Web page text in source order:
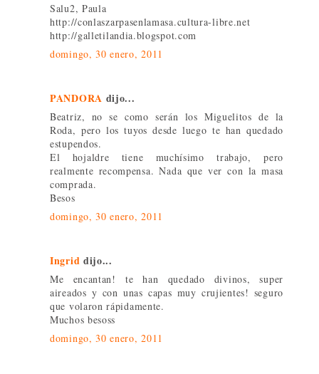
Salu2, Paula
http://conlaszarpasenlamasa.cultura-libre.net
http://galletilandia.blogspot.com
domingo, 30 enero, 2011
PANDORA dijo...
Beatriz, no se como serán los Miguelitos de la
Roda, pero los tuyos desde luego te han quedado
estupendos.
El hojaldre tiene muchísimo trabajo, pero
realmente recompensa. Nada que ver con la masa
comprada.
Besos
domingo, 30 enero, 2011
Ingrid dijo...
Me encantan! te han quedado divinos, super
aireados y con unas capas muy crujientes! seguro
que volaron rápidamente.
Muchos besoss
domingo, 30 enero, 2011